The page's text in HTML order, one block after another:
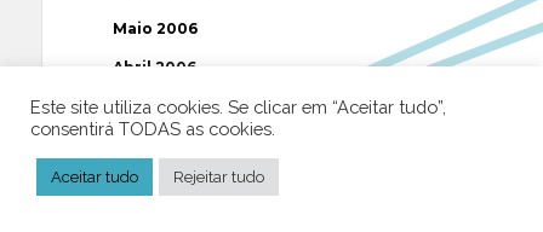
Maio 2006
Abril 2006
Março 2006
Janeiro 2006
Este site utiliza cookies. Se clicar em “Aceitar tudo”,
consentirá TODAS as cookies.
Aceitar tudo Rejeitar tudo